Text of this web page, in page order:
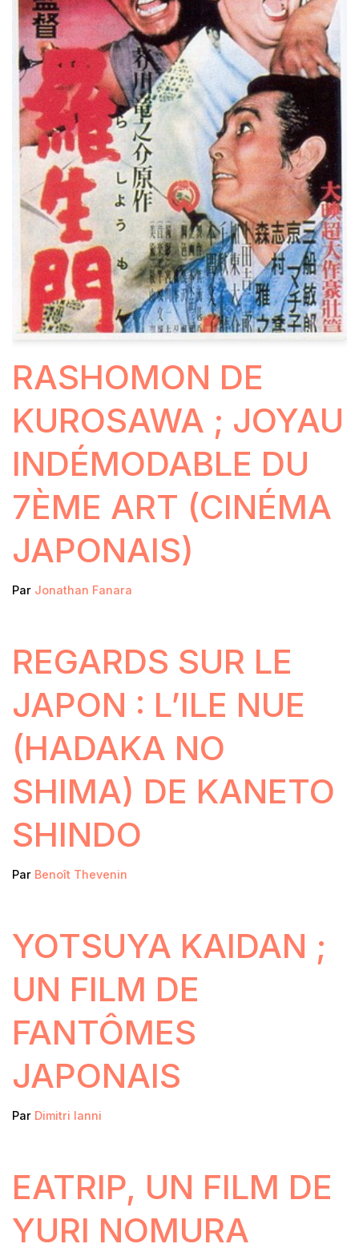
RASHOMON DE
KUROSAWA ; JOYAU
INDÉMODABLE DU
7ÈME ART (CINÉMA
JAPONAIS)
Par Jonathan Fanara
REGARDS SUR LE
JAPON : L’ILE NUE
(HADAKA NO
SHIMA) DE KANETO
SHINDO
Par Benoît Thevenin
YOTSUYA KAIDAN ;
UN FILM DE
FANTÔMES
JAPONAIS
Par Dimitri Ianni
EATRIP, UN FILM DE
YURI NOMURA